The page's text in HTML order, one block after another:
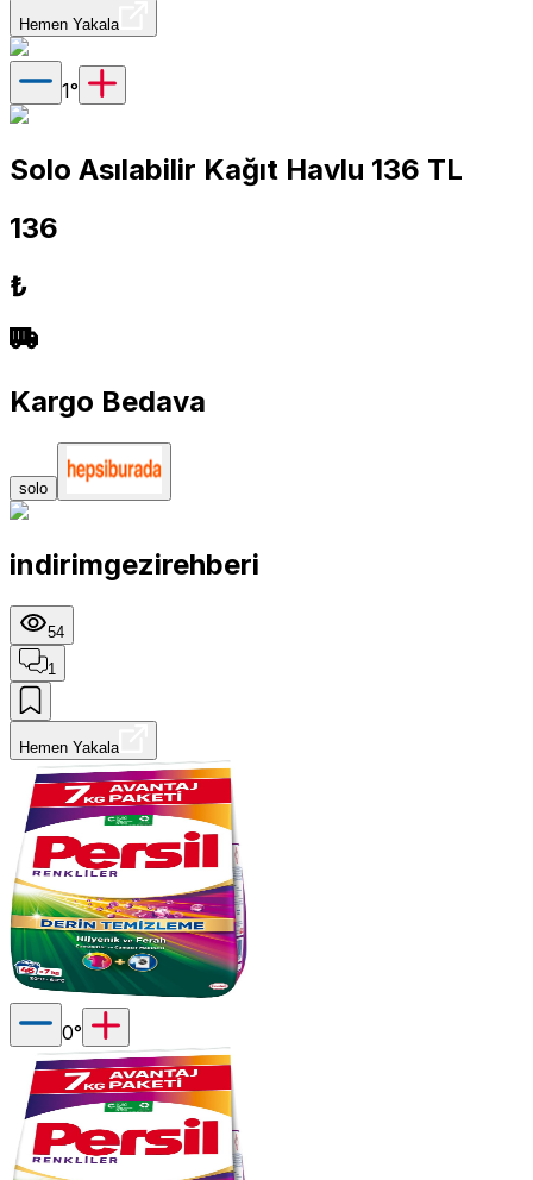
Hemen Yakala
1°
Solo Asılabilir Kağıt Havlu 136 TL
136
₺
Kargo Bedava
solo
indirimgezirehberi
54
1
Hemen Yakala
0°